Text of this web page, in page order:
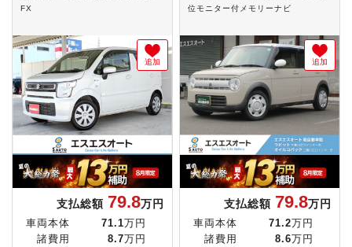
FX
追加
支払総額 79.8万円
車両本体 71.1 万円
諸費用
8.7 万円
位モニター付メモリーナビ
追加
支払総額 79.8万円
車両本体 71.2 万円
諸費用
8.6 万円